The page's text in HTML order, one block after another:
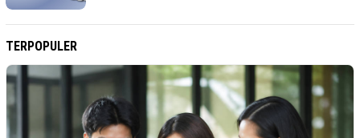
TERPOPULER